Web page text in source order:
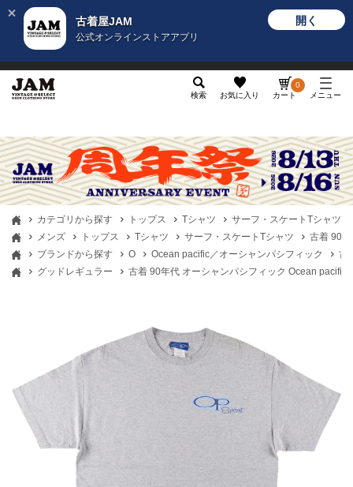
古着屋JAM
公式オンラインストアアプリ
開く
検索 お気に入り カート
0
メニュー
カテゴリから探す トップス Tシャツ
サーフ・スケートTシャツ
メンズ
トップス Tシャツ サーフ・スケートTシャツ
古着 90
ブランドから探す
O Ocean pacific／オーシャンパシフィック
古
グッドレギュラー
古着 90年代 オーシャンパシフィック Ocean